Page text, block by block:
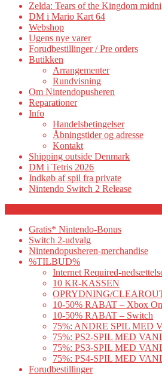
Zelda: Tears of the Kingdom
DM i Mario Kart 64
Webshop
Ugens nye varer
Forudbestillinger / Pre orders
Butikken
Arrangementer
Rundvisning
Om Nintendopusheren
Reparationer
Info
Handelsbetingelser
Åbningstider og adresse
Kontakt
Shipping outside Denmark
DM i Tetris 2026
Indkøb af spil fra private
Nintendo Switch 2 Release
Gratis* Nintendo-Bonus
Switch 2-udvalg
Nintendopusheren-merchandise
%TILBUD%
Internet Required-
10 KR-KASSEN
OPRYDNING/
10-50% RABAT – Xbox
10-50% RABAT – Switch
75%: ANDRE SPIL MED
75%: PS2-SPIL MED
75%: PS3-SPIL MED
75%: PS4-SPIL MED
Forudbestillinger